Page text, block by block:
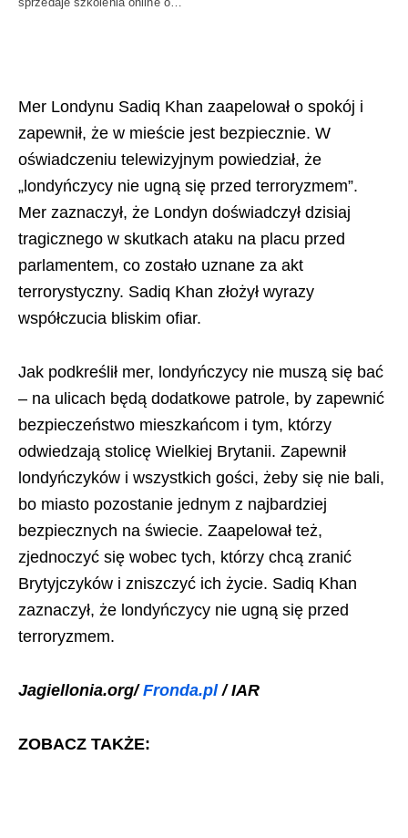
Mer Londynu Sadiq Khan zaapelował o spokój i
zapewnił, że w mieście jest bezpiecznie. W
oświadczeniu telewizyjnym powiedział, że
„londyńczycy nie ugną się przed terroryzmem”.
Mer zaznaczył, że Londyn doświadczył dzisiaj
tragicznego w skutkach ataku na placu przed
parlamentem, co zostało uznane za akt
terrorystyczny. Sadiq Khan złożył wyrazy
współczucia bliskim ofiar.
Jak podkreślił mer, londyńczycy nie muszą się bać
– na ulicach będą dodatkowe patrole, by zapewnić
bezpieczeństwo mieszkańcom i tym, którzy
odwiedzają stolicę Wielkiej Brytanii. Zapewnił
londyńczyków i wszystkich gości, żeby się nie bali,
bo miasto pozostanie jednym z najbardziej
bezpiecznych na świecie. Zaapelował też,
zjednoczyć się wobec tych, którzy chcą zranić
Brytyjczyków i zniszczyć ich życie. Sadiq Khan
zaznaczył, że londyńczycy nie ugną się przed
terroryzmem.
Jagiellonia.org/Fronda.pl/ IAR
ZOBACZ TAKŻE: